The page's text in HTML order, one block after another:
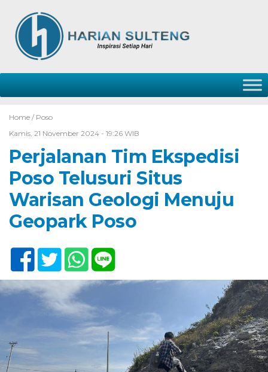
Home / Poso
Kamis, 21 November 2024 - 19:26 WIB
Perjalanan Tim Ekspedisi
Poso Telusuri Situs
Warisan Geologi Menuju
Geopark Poso